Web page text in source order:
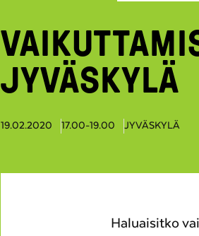
JYVÄSKYLÄ
19.02.2020 17.00-19.00 JYVÄSKYLÄ
Haluaisitko